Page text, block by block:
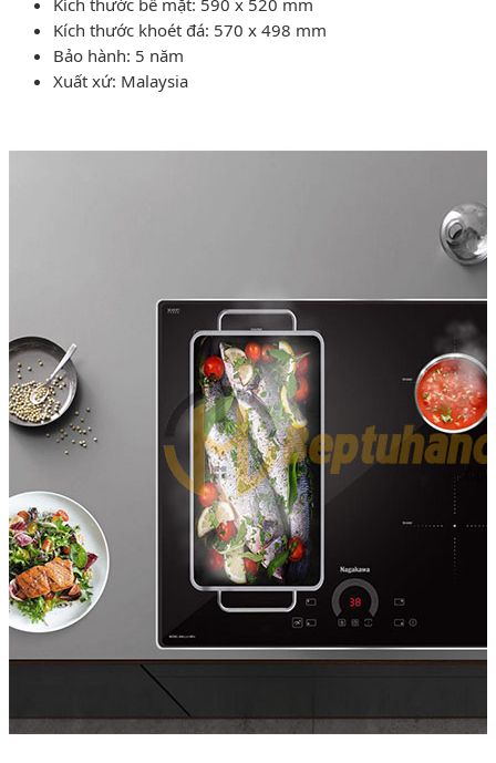
Kích thước khoét đá: 570 x 498 mm
Bảo hành: 5 năm
Xuất xứ: Malaysia